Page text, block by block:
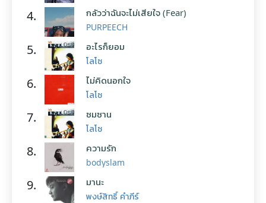
4. กลัวว่าฉันจะไม่เสียใจ (Fear)
PURPEECH
5. อะไรก็ยอม
โลโซ
6. ไม่คิดนอกใจ
โลโซ
7. ซมซาน
โลโซ
8. ความรัก
bodyslam
9. มานะ
พงษ์สิทธิ์ คำภีร์